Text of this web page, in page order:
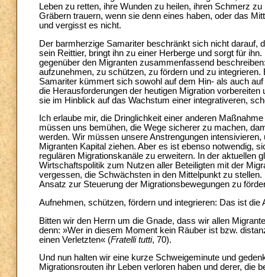
Leben zu retten, ihre Wunden zu heilen, ihren Schmerz
Gräbern trauern, wenn sie denn eines haben, oder das
und vergisst es nicht.
Der barmherzige Samariter beschränkt sich nicht darauf,
sein Reittier, bringt ihn zu einer Herberge und sorgt für
gegenüber den Migranten zusammenfassend
aufzunehmen, zu schützen, zu fördern und zu
Samariter kümmert sich sowohl auf dem Hin- als auch
die Herausforderungen der heutigen Migration
sie im Hinblick auf das Wachstum einer integrativeren,
Ich erlaube mir, die Dringlichkeit einer anderen
müssen uns bemühen, die Wege sicherer zu machen,
werden. Wir müssen unsere Anstrengungen
Migranten Kapital ziehen. Aber es ist ebenso notwendig,
regulären Migrationskanäle zu erweitern. In der aktuellen
Wirtschaftspolitik zum Nutzen aller Beteiligten mit der
vergessen, die Schwächsten in den Mittelpunkt zu
Ansatz zur Steuerung der Migrationsbewegungen zu
Aufnehmen, schützen, fördern und integrieren: Das ist die
Bitten wir den Herrn um die Gnade, dass wir allen
denn: »Wer in diesem Moment kein Räuber ist bzw.
einen Verletzten« (Fratelli tutti, 70).
Und nun halten wir eine kurze Schweigeminute und
Migrationsrouten ihr Leben verloren haben und derer, die